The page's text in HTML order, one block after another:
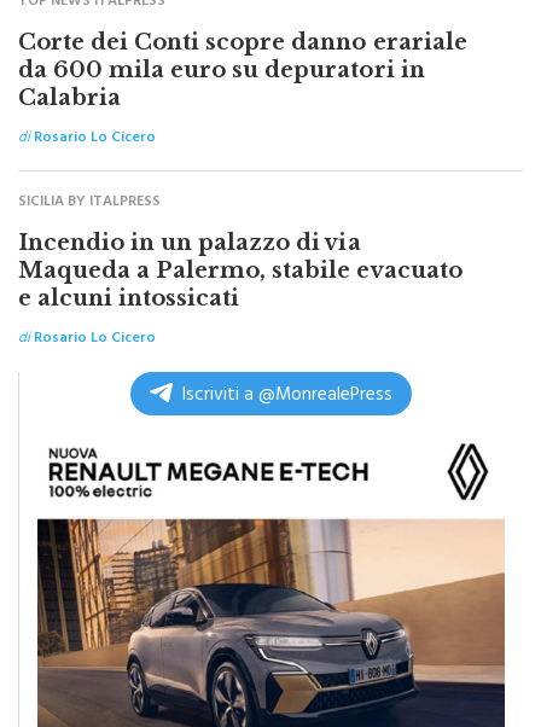
TOP NEWS ITALPRESS
Corte dei Conti scopre danno erariale
da 600 mila euro su depuratori in
Calabria
diRosario Lo Cicero
SICILIA BY ITALPRESS
Incendio in un palazzo di via
Maqueda a Palermo, stabile evacuato
e alcuni intossicati
di
Rosario Lo Cicero